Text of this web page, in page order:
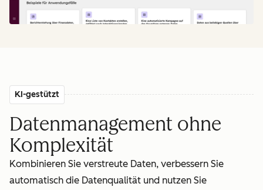
KI-gestützt
Datenmanagement ohne
Komplexität
Kombinieren Sie verstreute Daten, verbessern Sie
automatisch die Datenqualität und nutzen Sie